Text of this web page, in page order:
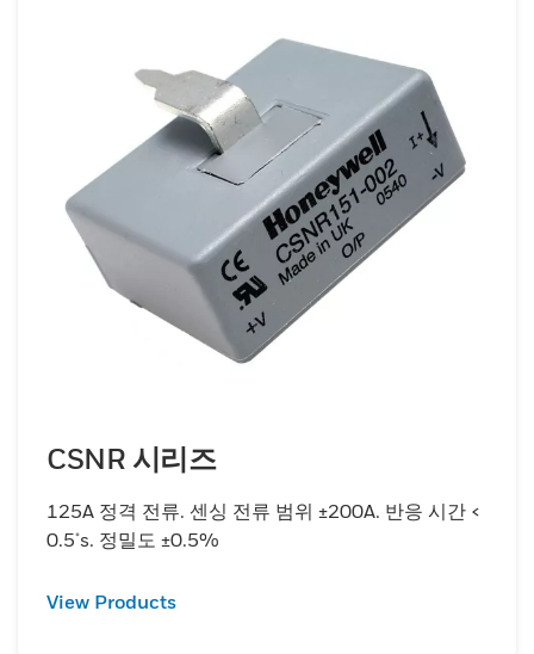
CSNR 시리즈
125A 정격 전류. 센싱 전류 범위 ±200A. 반응 시간 <
0.5μs. 정밀도 ±0.5%
View Products